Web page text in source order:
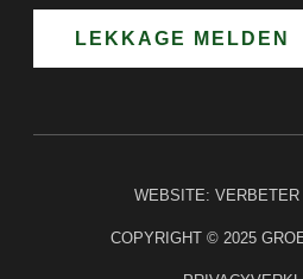
LEKKAGE MELDEN
COPYRIGHT © 2025
WEBSITE: